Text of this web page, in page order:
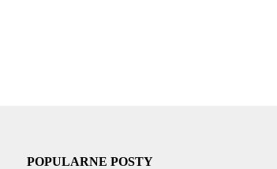
POPULARNE POSTY